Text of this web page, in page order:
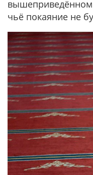
вышеприведённом
чьё покаяние не